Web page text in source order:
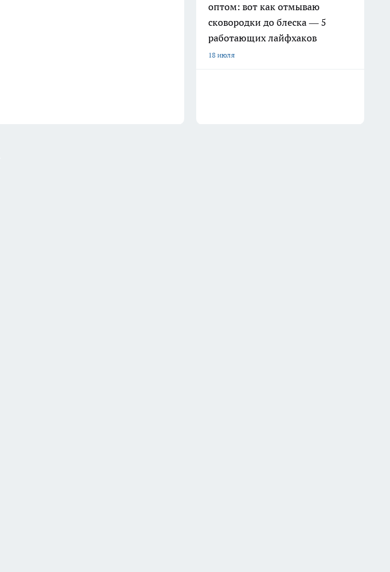
оптом: вот как отмываю
сковородки до блеска — 5
работающих лайфхаков
18 июля